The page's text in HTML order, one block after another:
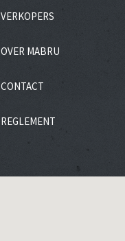
VERKOPERS
OVER MABRU
CONTACT
REGLEMENT